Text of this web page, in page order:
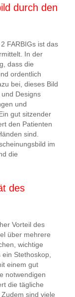
durch den
FARBIGs ist das
In der
dass die
ordentlich
bei, dieses Bild
Designs
und
gut sitzender
den Patienten
sind.
im
die
des
Vorteil des
über mehrere
wichtige
Stethoskop,
einem gut
notwendigen
die tägliche
sind viele